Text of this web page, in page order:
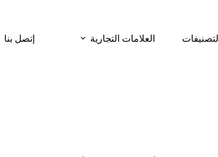
التصنيفات العلامات التجارية إتصل بنا